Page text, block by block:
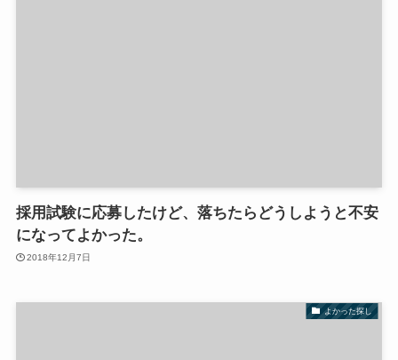
採用試験に応募したけど、落ちたらどうしようと不安
になってよかった。
2018年12月7日
よかった探し